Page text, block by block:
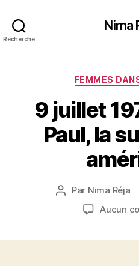
Recherche
Nima
FEMMES
9 juillet
Paul, la
Auteur
l’article
Par Nima Réja
Aucun